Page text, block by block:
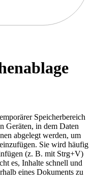
Speicherbereich
Geräten, in dem Daten
abgelegt werden, um
Sie wird häufig
(z. B. mit Strg+V)
es, Inhalte schnell und
eines Dokuments zu